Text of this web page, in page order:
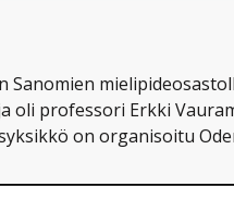
Sanomien
oli professori Erkki
on organisoitu